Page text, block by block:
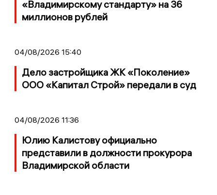
«Владимирскому стандарту» на 36
миллионов рублей
04/08/2026 15:40
Дело застройщика ЖК «Поколение»
ООО «Капитал Строй» передали в суд
04/08/2026 11:36
Юлию Калистову официально
представили в должности прокурора
Владимирской области